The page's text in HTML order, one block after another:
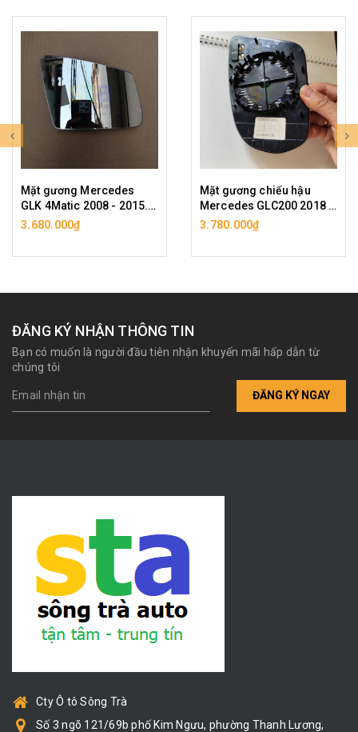
Mặt gương Mercedes
GLK 4Matic 2008 - 2015.
Tròng kính hậu GLK 300,
3.680.000₫
Mặt gương chiếu hậu
Mercedes GLC200 2018 -
2022. Ảnh là hàng bãi.
3.780.000₫
ĐĂNG KÝ NHẬN THÔNG TIN
Bạn có muốn là người đầu tiên nhận khuyến mãi hấp dẫn từ
chúng tôi
ĐĂNG KÝ NGAY
Cty Ô tô Sông Trà
Số 3 ngõ 121/69b phố Kim Ngưu, phường Thanh Lương,